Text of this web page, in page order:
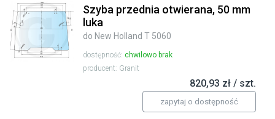
Szyba przednia otwierana, 50 mm
luka
do New Holland T 5060
dostępność: chwilowo brak
producent: Granit
820,93 zł / szt.
zapytaj o dostępność